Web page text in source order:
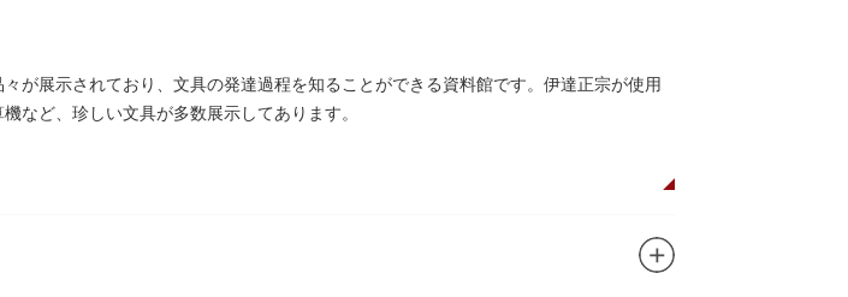
が展示されており、文具の発達過程を知ることができる資料館です。伊達正宗が使用
など、珍しい文具が多数展示してあります。